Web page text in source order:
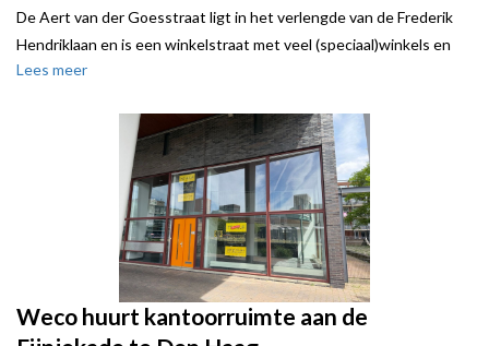
De Aert van der Goesstraat ligt in het verlengde van de Frederik
Hendriklaan en is een winkelstraat met veel (speciaal)winkels en
gezellige horeca.
Steven de Neeff van Local Joe stond verkoper bij. Robert Stroeve
van SQM Vastgoed stond koper bij.
Lees meer
Weco huurt kantoorruimte aan de